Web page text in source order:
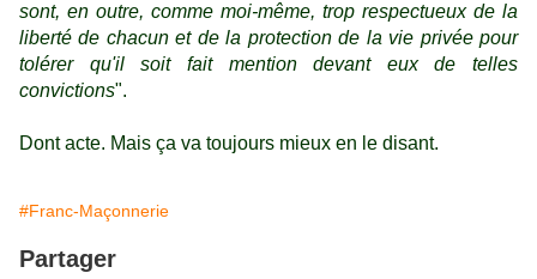
sont, en outre, comme moi-même, trop respectueux de la
liberté de chacun et de la protection de la vie privée pour
tolérer qu'il soit fait mention devant eux de telles
convictions".
Dont acte. Mais ça va toujours mieux en le disant.
#Franc-Maçonnerie
Partager